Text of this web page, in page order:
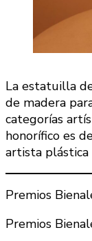
La estatuilla
de madera
categorías
honorífico es
artista plástica
Premios
Premios